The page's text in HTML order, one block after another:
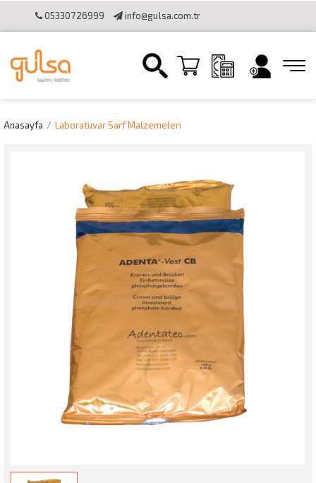
05330726999 info@gulsa.com.tr
Hizmetleri Online Tahsilat Kullanımı
Anasayfa Laboratuvar Sarf Malzemeleri